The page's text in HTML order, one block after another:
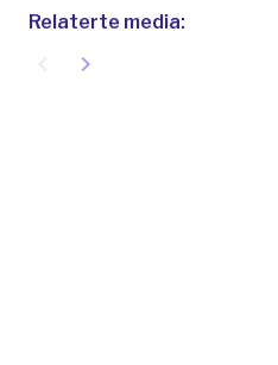
Relaterte media:
navigate_next